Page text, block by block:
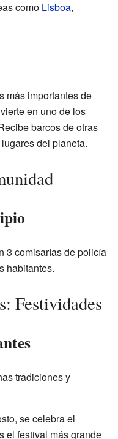
como Lisboa,
más importantes de
en uno de los
barcos de otras
del planeta.
3 comisarías de policía
habitantes.
Festividades
tradiciones y
se celebra el
el festival más grande